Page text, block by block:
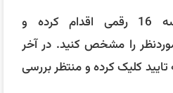
سپس برای ثبت شناسه 16 رقمی اقدام کرده و
را مشخص کنید. در آخر
کلیک کرده و منتظر بررسی